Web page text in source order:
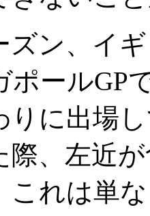
ズン、イ
ポールGP
りに出場
際、左近
これは単